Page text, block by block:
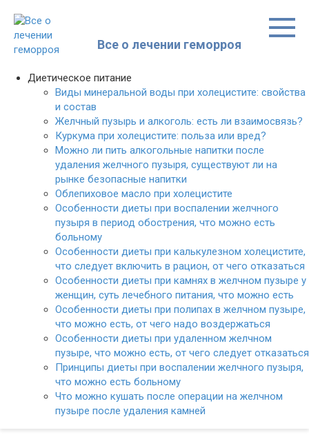
контенту
Все о лечении геморроя
Диетическое питание
Виды минеральной воды при холецистите: свойства
и состав
Желчный пузырь и алкоголь: есть ли взаимосвязь?
Куркума при холецистите: польза или вред?
Можно ли пить алкогольные напитки после
удаления желчного пузыря, существуют ли на
рынке безопасные напитки
Облепиховое масло при холецистите
Особенности диеты при воспалении желчного
пузыря в период обострения, что можно есть
больному
Особенности диеты при калькулезном холецистите,
что следует включить в рацион, от чего отказаться
Особенности диеты при камнях в желчном пузыре у
женщин, суть лечебного питания, что можно есть
Особенности диеты при полипах в желчном пузыре,
что можно есть, от чего надо воздержаться
Особенности диеты при удаленном желчном
пузыре, что можно есть, от чего следует отказаться
Принципы диеты при воспалении желчного пузыря,
что можно есть больному
Что можно кушать после операции на желчном
пузыре после удаления камней